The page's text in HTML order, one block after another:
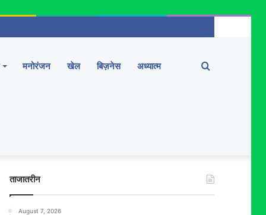
मनोरंजन खेल बिज़नेस अध्यात्म Search
ताजातरीन
August 7, 2026